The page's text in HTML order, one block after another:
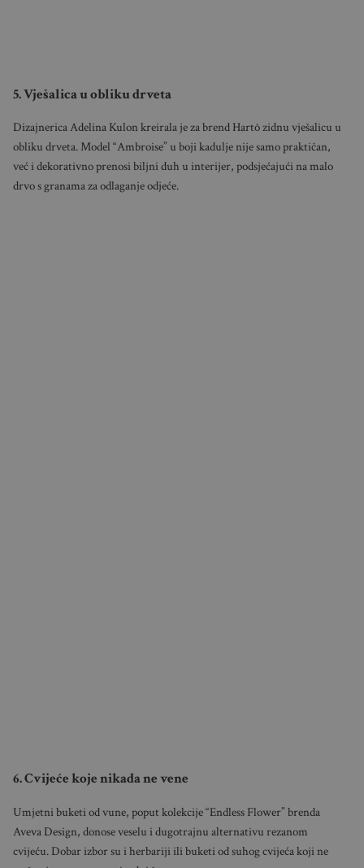
5. Vješalica u obliku drveta
Dizajnerica Adelina Kulon kreirala je za brend Hartô zidnu vješalicu u
obliku drveta. Model “Ambroise” u boji kadulje nije samo praktičan,
već i dekorativno prenosi biljni duh u interijer, podsjećajući na malo
drvo s granama za odlaganje odjeće.
6. Cvijeće koje nikada ne vene
Umjetni buketi od vune, poput kolekcije “Endless Flower” brenda
Aveva Design, donose veselu i dugotrajnu alternativu rezanom
cvijeću. Dobar izbor su i herbariji ili buketi od suhog cvijeća koji ne